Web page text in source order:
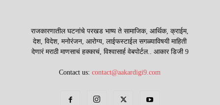
राजकारणातील घटनांचे परखड भाष्य ते सामाजिक, आर्थिक, क्राईम,
देश, विदेश, मनोरंजन, आरोग्य, लाईफस्टाईल सगळ्याविषयी माहिती
देणारं मराठी माणसाचं हक्काचं, विश्वासार्ह वेबपोर्टल.. आकार डिजी 9
Contact us:contact@aakardigi9.com